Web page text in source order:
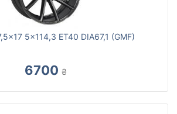
5x114,3 ET40 DIA67,1 (GMF)
6700 ₴